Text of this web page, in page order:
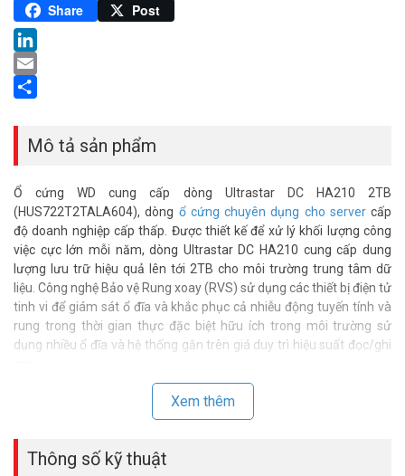
Pinterest
Share Post
LinkedIn
Email
Mô tả sản phẩm
Ổ cứng WD cung cấp dòng Ultrastar DC HA210 2TB
(HUS722T2TALA604), dòng ổ cứng chuyên dụng cho servercấp
độ doanh nghiệp cấp thấp. Được thiết kế để xử lý khối lượng công
việc cực lớn mỗi năm, dòng Ultrastar DC HA210 cung cấp dung
lượng lưu trữ hiệu quả lên tới 2TB cho môi trường trung tâm dữ
liệu. Công nghệ Bảo vệ Rung xoay (RVS) sử dụng các thiết bị điện tử
tinh vi để giám sát ổ đĩa và khắc phục cả nhiễu động tuyến tính và
rung trong thời gian thực đặc biệt hữu ích trong môi trường sử
dụng nhiều ổ đĩa và hệ thống gắn trên giá duy trì hiệu suất đọc/ghi
trường nhiều ổ đĩa.
Xem thêm
Thông số kỹ thuật